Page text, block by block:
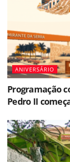
ANIVERSÁRIO
Programação
Pedro II